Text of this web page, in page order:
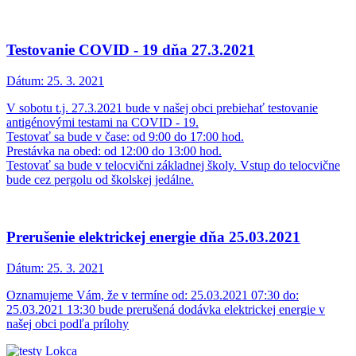
Testovanie COVID - 19 dňa 27.3.2021
Dátum: 25. 3. 2021
V sobotu t.j. 27.3.2021 bude v našej obci prebiehať testovanie
antigénovými testami na COVID - 19.
Testovať sa bude v čase: od 9:00 do 17:00 hod.
Prestávka na obed: od 12:00 do 13:00 hod.
Testovať sa bude v telocvični základnej školy. Vstup do telocvične
bude cez pergolu od školskej jedálne.
Prerušenie elektrickej energie dňa 25.03.2021
Dátum: 25. 3. 2021
Oznamujeme Vám, že v termíne od: 25.03.2021 07:30 do:
25.03.2021 13:30 bude prerušená dodávka elektrickej energie v
našej obci podľa prílohy